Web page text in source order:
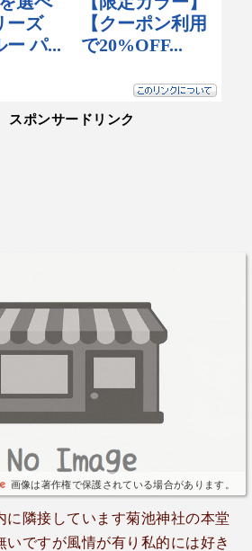
スポンサードリンク
画像は著作権で保護されている場合があります。
に隣接しています菊池神社の本堂
いですが風情が有り私的には好き